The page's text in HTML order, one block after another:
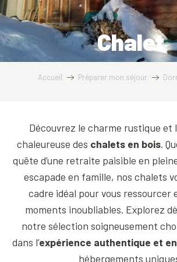
Chalet
Accueil Préparer mon séjour
Découvrez le charme rustique et
chaleureuse des chalets en bois.
quête d’une retraite paisible en
escapade en famille, nos chalets
cadre idéal pour vous
moments inoubliables. Explorez
notre sélection soigneusement
dans l’expérience authentique et
hébergements